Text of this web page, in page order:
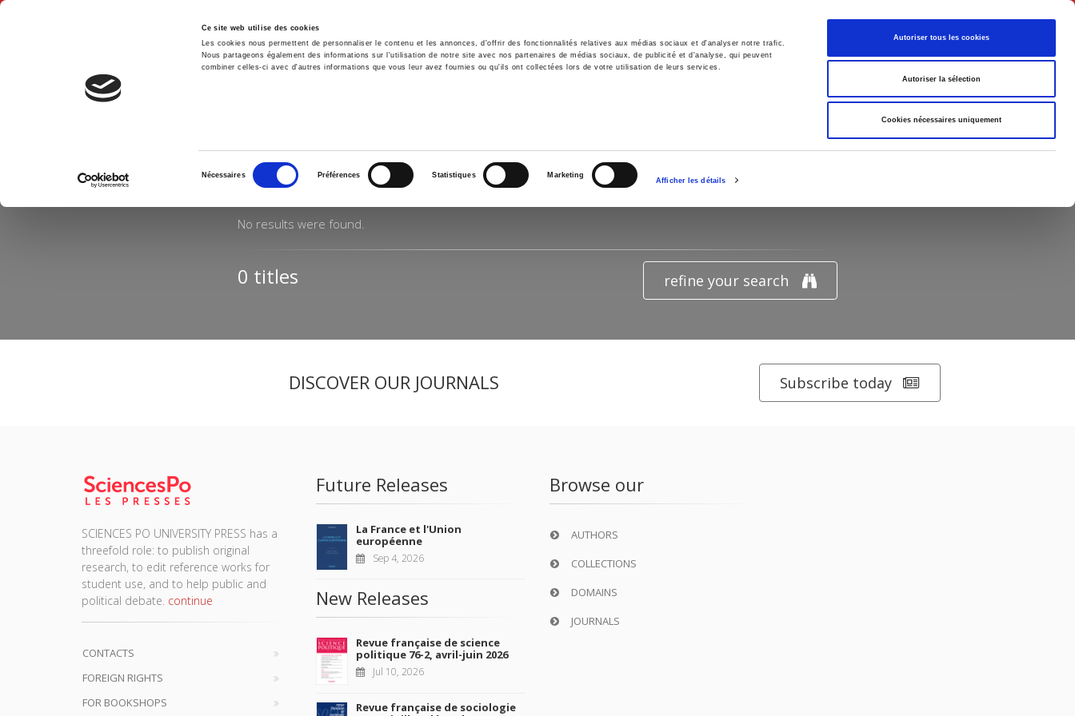
Ce site web utilise des cookies
Les cookies nous permettent de personnaliser le contenu et les annonces, d'offrir des fonctionnalités relatives aux médias sociaux et d'analyser notre trafic.
Nous partageons également des informations sur l'utilisation de notre site avec nos partenaires de médias sociaux, de publicité et d'analyse, qui peuvent
combiner celles-ci avec d'autres informations que vous leur avez fournies ou qu'ils ont collectées lors de votre utilisation de leurs services.
consentement
Nécessaires Préférences Statistiques Marketing
Afficher les détails
Autoriser tous les cookies
Autoriser la sélection
Cookies nécessaires uniquement
English
Home Environment History International Politics
RESULTS OF THE SEARCH FOR "PARLEMENT"
No results were found.
refine your search
0 titles
DISCOVER OUR JOURNALS Subscribe today
SCIENCES PO UNIVERSITY PRESS has a
threefold role: to publish original
research, to edit reference works for
student use, and to help public and
political debate. continue
CONTACTS
FOREIGN RIGHTS
FOR BOOKSHOPS
Future Releases
La France et l'Union
européenne
Sep 4, 2026
New Releases
Revue française de science
politique 76-2, avril-juin 2026
Jul 10, 2026
Revue française de sociologie
Browse our
AUTHORS
COLLECTIONS
DOMAINS
JOURNALS